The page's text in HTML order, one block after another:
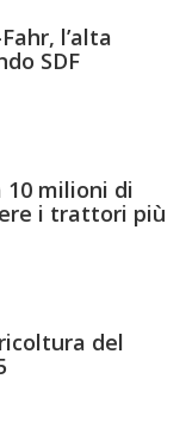
l’alta
SDF
10 milioni di
i trattori più
del